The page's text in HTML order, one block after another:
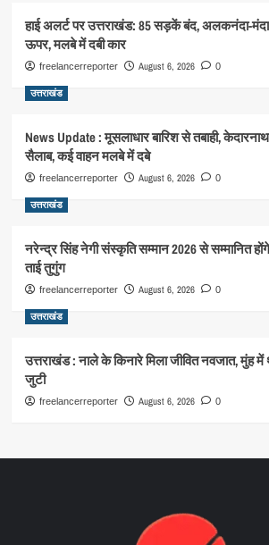
हाई अलर्ट पर उत्तराखंड: 85 सड़कें बंद, अलकनंदा-
ऊपर, मलबे में दबी कार
freelancerreporter August 6, 2026 0
उत्तराखंड
News Update : मूसलाधार बारिश से तबाही,
सैलाब, कई वाहन मलबे में दबे
freelancerreporter August 6, 2026 0
उत्तराखंड
नरेन्द्र सिंह नेगी संस्कृति सम्मान 2026 से सम्मानित
ताई तुगुंग
freelancerreporter August 6, 2026 0
उत्तराखंड
उत्तराखंड : नाले के किनारे मिला जीवित नवजात, मुंह
जुटी
freelancerreporter August 6, 2026 0